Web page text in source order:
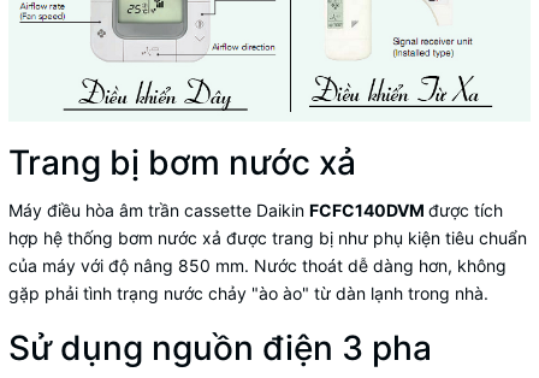
Trang bị bơm nước xả
Máy điều hòa âm trần cassette Daikin FCFC140DVM được tích
hợp hệ thống bơm nước xả được trang bị như phụ kiện tiêu chuẩn
của máy với độ nâng 850 mm. Nước thoát dễ dàng hơn, không
gặp phải tình trạng nước chảy "ào ào" từ dàn lạnh trong nhà.
Sử dụng nguồn điện 3 pha